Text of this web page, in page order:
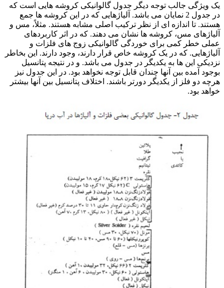
یک ویژگی جالب توجه دیگر جدول گالوانیکی کروشه هایی است که
در جدول 2 نمایان می باشد. آلیاژهایی که در این کروشه ها جمع
هستند. تا اندازه ای از نظر ترکیب اصلی مشابه هستند. مثلاً، مس و
آلیاژهای مس، کروشه ها نشان می دهند. که در اثر کاربردهای
عملی خطر کمی برای خوردگی گالوانیکی زوج های فلزات و
آلیاژهایی. که در یک کروشه خاص قرار دارند، وجود دارند. این بخاطر
نزدیکی این ها به یکدیگر در جدول می باشد. و در نتیجه پتانسیل
بوجود آمده بین آنها چندان قابل توجه نخواهد بود. در این جدول نیز
هرچه دو فلز از یکدیگر دورتر باشند. اختلاف پتانسیل بین آنها بیشتر
خواهد بود.